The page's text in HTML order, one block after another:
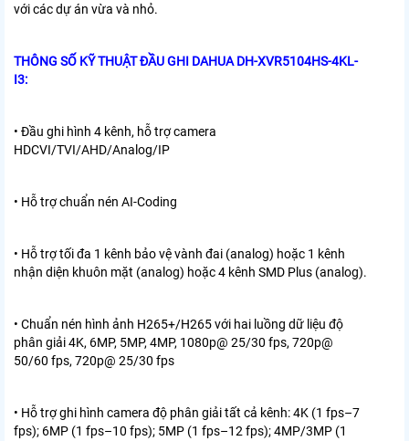
với các dự án vừa và nhỏ.
THÔNG SỐ KỸ THUẬTĐẦU GHI DAHUA DH-XVR5104HS-4KL-
I3:
• Đầu ghi hình 4 kênh, hỗ trợ camera
HDCVI/TVI/AHD/Analog/IP
• Hỗ trợ chuẩn nén AI-Coding
• Hỗ trợ tối đa 1 kênh bảo vệ vành đai (analog) hoặc 1 kênh
nhận diện khuôn mặt (analog) hoặc 4 kênh SMD Plus (analog).
• Chuẩn nén hình ảnh H265+/H265 với hai luồng dữ liệu độ
phân giải 4K, 6MP, 5MP, 4MP, 1080p@ 25/30 fps, 720p@
50/60 fps, 720p@ 25/30 fps
• Hỗ trợ ghi hình camera độ phân giải tất cả kênh: 4K (1 fps–7
fps); 6MP (1 fps–10 fps); 5MP (1 fps–12 fps); 4MP/3MP (1